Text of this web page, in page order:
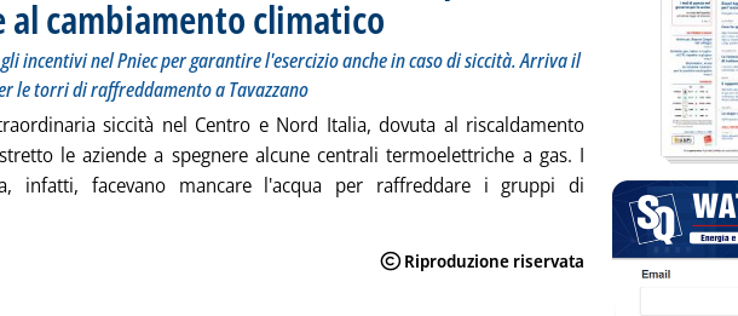
al cambiamento climatico
incentivi nel Pniec per garantire l'esercizio anche in caso di siccità. Arriva il
le torri di raffreddamento a Tavazzano
siccità nel Centro e Nord Italia, dovuta al riscaldamento
le aziende a spegnere alcune centrali termoelettriche a gas. I
infatti, facevano mancare l'acqua per raffreddare i gruppi di